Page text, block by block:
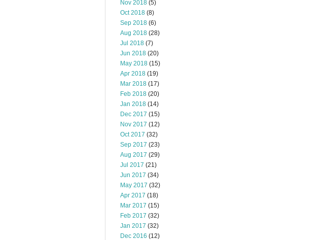
Nov 2018 (5)
Oct 2018 (8)
Sep 2018 (6)
Aug 2018 (28)
Jul 2018 (7)
Jun 2018 (20)
May 2018 (15)
Apr 2018 (19)
Mar 2018 (17)
Feb 2018 (20)
Jan 2018 (14)
Dec 2017 (15)
Nov 2017 (12)
Oct 2017 (32)
Sep 2017 (23)
Aug 2017 (29)
Jul 2017 (21)
Jun 2017 (34)
May 2017 (32)
Apr 2017 (18)
Mar 2017 (15)
Feb 2017 (32)
Jan 2017 (32)
Dec 2016 (12)